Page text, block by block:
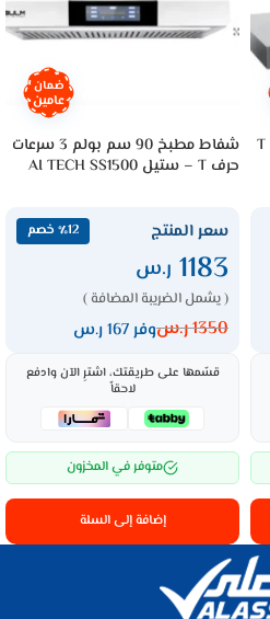
شفاط مطبخ بولم 90 سم – حرف T
ضمان
عامين
شفاط مطبخ 90 سم بولم 3 سرعات
حرف T – ستيل AI TECH SS1500
سعر المنتج ٪12 خصم
1183 ر.س
( يشمل الضريبة المضافة )
1350ر.سوفر 167 ر.س
قسّمها على طريقتك، اشترِ الآن وادفع
لاحقاً
متوفر في المخزون
إضافة إلى السلة